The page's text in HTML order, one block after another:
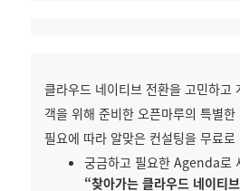
클라우드 네이티브 전환을 고민하고
객을 위해 준비한 오픈마루의 특별
필요에 따라 알맞은 컨설팅을 무료로
궁금하고 필요한 Agenda로
“찾아가는 클라우드 네이티